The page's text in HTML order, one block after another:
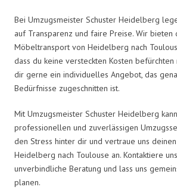
Bei Umzugsmeister Schuster Heidelberg
auf Transparenz und faire Preise. Wir bieten
Möbeltransport von Heidelberg nach
dass du keine versteckten Kosten
dir gerne ein individuelles Angebot, das
Bedürfnisse zugeschnitten ist.
Mit Umzugsmeister Schuster Heidelberg
professionellen und zuverlässigen
den Stress hinter dir und vertraue uns
Heidelberg nach Toulouse an. Kontaktiere
unverbindliche Beratung und lass uns
planen.